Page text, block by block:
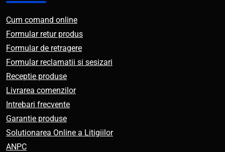
Cum comand online
Formular retur produs
Formular de retragere
Formular reclamatii si sesizari
Receptie produse
Livrarea comenzilor
Intrebari frecvente
Garantie produse
Solutionarea Online a Litigiilor
ANPC